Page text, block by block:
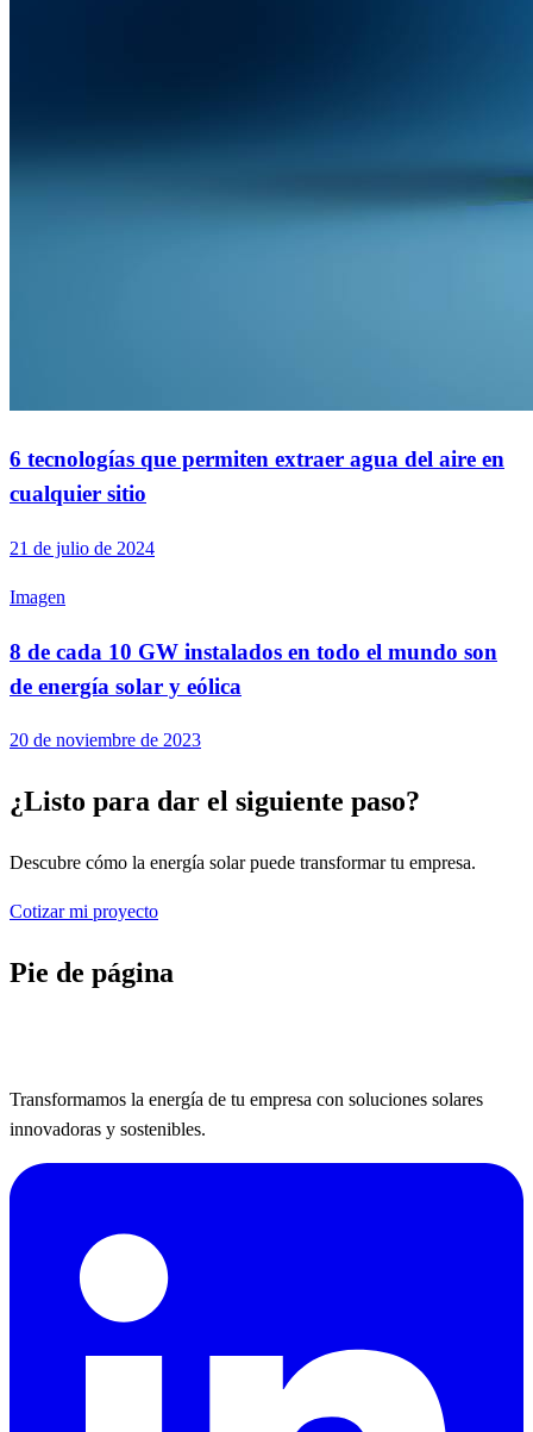
6 tecnologías que permiten extraer agua del aire en
cualquier sitio
21 de julio de 2024
Imagen
8 de cada 10 GW instalados en todo el mundo son
de energía solar y eólica
20 de noviembre de 2023
¿Listo para dar el siguiente paso?
Descubre cómo la energía solar puede transformar tu empresa.
Cotizar mi proyecto
Pie de página
Transformamos la energía de tu empresa con soluciones solares
innovadoras y sostenibles.